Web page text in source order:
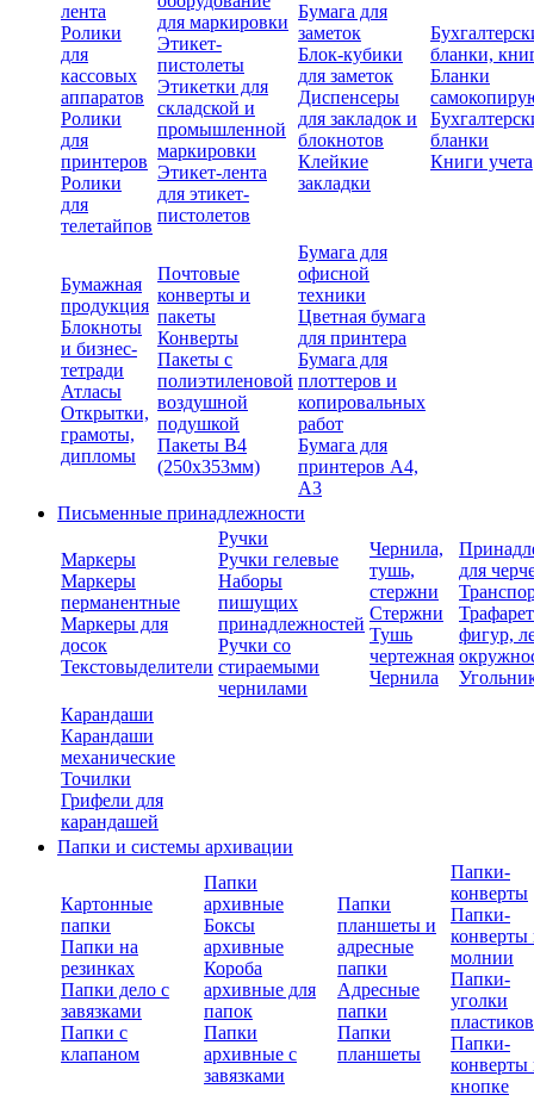
лента
Ролики
для
кассовых
аппаратов
Ролики
для
принтеров
Ролики
для
телетайпов
для маркировки
Этикет-
пистолеты
Этикетки для
складской и
промышленной
маркировки
Этикет-лента
для этикет-
пистолетов
Бумага для
заметок
Блок-кубики
для заметок
Диспенсеры
для закладок и
блокнотов
Клейкие
закладки
бланки,
Бланки
бланки
Книги учета
Бумажная
продукция
Блокноты
и бизнес-
тетради
Атласы
Открытки,
грамоты,
дипломы
Почтовые
конверты и
пакеты
Конверты
Пакеты с
полиэтиленовой
воздушной
подушкой
Пакеты В4
(250х353мм)
Бумага для
офисной
техники
Цветная бумага
для принтера
Бумага для
плоттеров и
копировальных
работ
Бумага для
принтеров А4,
А3
Письменные принадлежности
Маркеры
Маркеры
перманентные
Маркеры для
досок
Текстовыделители
Ручки
Ручки гелевые
Наборы
пишущих
принадлежностей
Ручки со
стираемыми
чернилами
Чернила,
тушь,
стержни
Стержни
Тушь
чертежная
Чернила
для
фигур,
Карандаши
Карандаши
механические
Точилки
Грифели для
карандашей
Папки и системы архивации
Картонные
папки
Папки на
резинках
Папки дело с
завязками
Папки с
клапаном
Папки
архивные
Боксы
архивные
Короба
архивные для
папок
Папки
архивные с
завязками
Папки
планшеты и
адресные
папки
Адресные
папки
Папки
планшеты
Папки-
конверты
Папки-
конверты
молнии
Папки-
уголки
Папки-
конверты
кнопке